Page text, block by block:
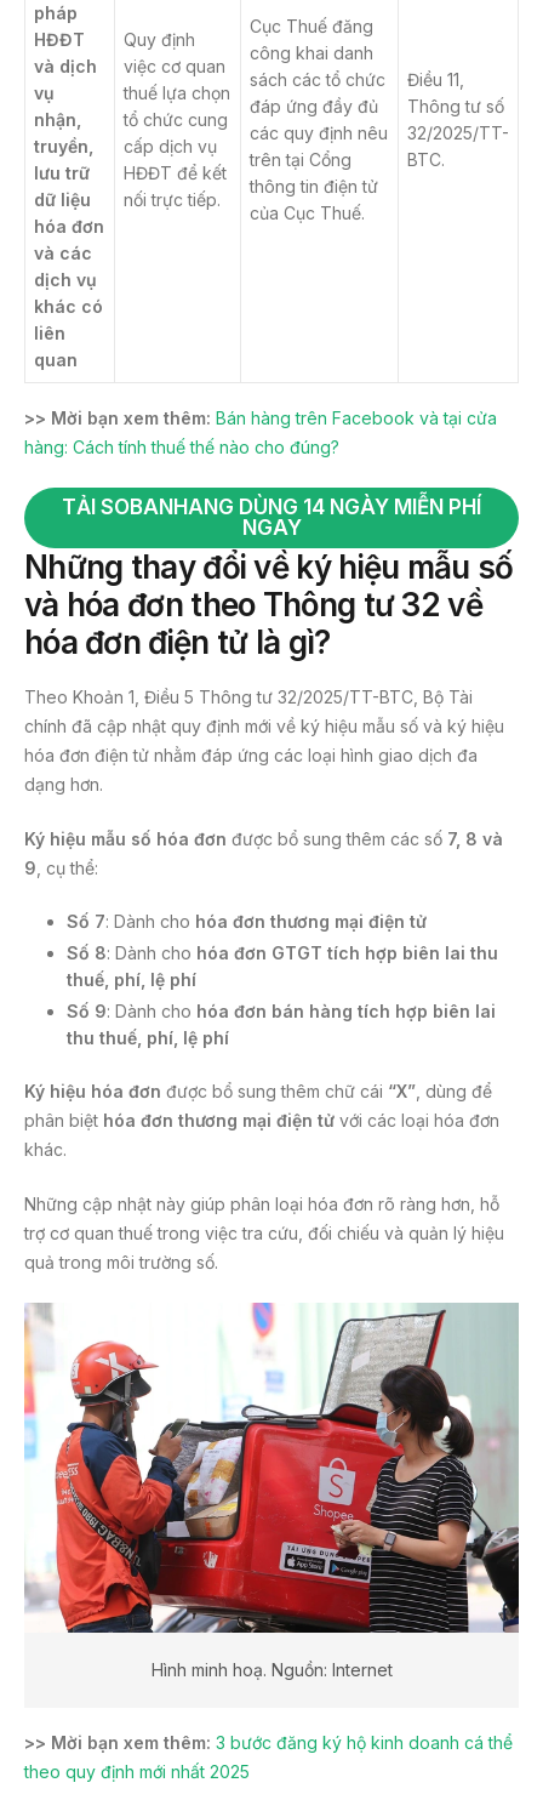
pháp
HĐĐT
và dịch
vụ
nhận,
truyền,
lưu trữ
dữ liệu
hóa đơn
và các
dịch vụ
khác có
liên
quan
Quy định
việc cơ quan
thuế lựa chọn
tổ chức cung
cấp dịch vụ
HĐĐT để kết
nối trực tiếp.
Cục Thuế đăng
công khai danh
sách các tổ chức
đáp ứng đầy đủ
các quy định nêu
trên tại Cổng
thông tin điện tử
của Cục Thuế.
Điều 11,
Thông tư số
32/2025/TT-
BTC.
>> Mời bạn xem thêm: Bán hàng trên Facebook và tại cửa
hàng: Cách tính thuế thế nào cho đúng?
TẢI SOBANHANG DÙNG 14 NGÀY MIỄN PHÍ
NGAY
Những thay đổi về ký hiệu mẫu số
và hóa đơn theo Thông tư 32 về
hóa đơn điện tửlà gì?
Theo Khoản 1, Điều 5 Thông tư 32/2025/TT-BTC, Bộ Tài
chính đã cập nhật quy định mới về ký hiệu mẫu số và ký hiệu
hóa đơn điện tử nhằm đáp ứng các loại hình giao dịch đa
dạng hơn.
Ký hiệu mẫu số hóa đơn được bổ sung thêm các số 7, 8 và
9 , cụ thể:
Số 7: Dành cho hóa đơn thương mại điện tử
Số 8: Dành cho hóa đơn GTGT tích hợp biên lai thu
thuế, phí, lệ phí
Số 9: Dành cho hóa đơn bán hàng tích hợp biên lai
thu thuế, phí, lệ phí
Ký hiệu hóa đơn được bổ sung thêm chữ cái “X” , dùng để
phân biệt hóa đơn thương mại điện tử với các loại hóa đơn
khác.
Những cập nhật này giúp phân loại hóa đơn rõ ràng hơn, hỗ
trợ cơ quan thuế trong việc tra cứu, đối chiếu và quản lý hiệu
quả trong môi trường số.
Hình minh hoạ. Nguồn: Internet
>> Mời bạn xem thêm: 3 bước đăng ký hộ kinh doanh cá thể
theo quy định mới nhất 2025